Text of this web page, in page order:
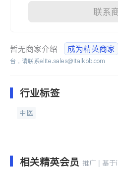
联系
暂无商家介绍 成为精英商家
台，请联系elite.sales@italkbb.com
行业标签
中医
相关精英会员 推广 | 基